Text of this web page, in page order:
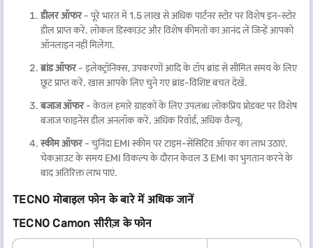
डीलर ऑफर- पूरे भारत में 1.5 लाख से अधिक पार्टनर स्टोर पर विशेष इन-स्टोर
डील प्राप्त करें. लोकल डिस्काउंट और विशेष कीमतों का आनंद लें जिन्हें आपको
ऑनलाइन नहीं मिलेगा.
ब्रांड ऑफर- इलेक्ट्रॉनिक्स, उपकरणों आदि के टॉप ब्रांड से सीमित समय के लिए
छूट प्राप्त करें. खास आपके लिए चुने गए ब्रांड-विशिष्ट बचत देखें.
बजाज ऑफर- केवल हमारे ग्राहकों के लिए उपलब्ध लोकप्रिय प्रोडक्ट पर विशेष
बजाज फाइनेंस डील अनलॉक करें. अधिक रिवॉर्ड, अधिक वैल्यू.
स्कीम ऑफर- चुनिंदा EMI स्कीम पर टाइम-सेंसिटिव ऑफर का लाभ उठाएं.
चेकआउट के समय EMI विकल्प के दौरान केवल 3 EMI का भुगतान करने के
बाद अतिरिक्त लाभ पाएं.
TECNO मोबाइल फोन के बारे में अधिक जानें
TECNO Camon सीरीज़ के फोन